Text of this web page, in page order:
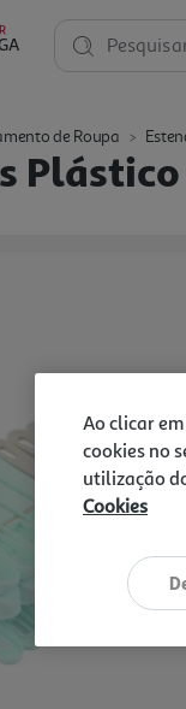
de Roupa
Ao clicar
cookies no
utilização
Cookies